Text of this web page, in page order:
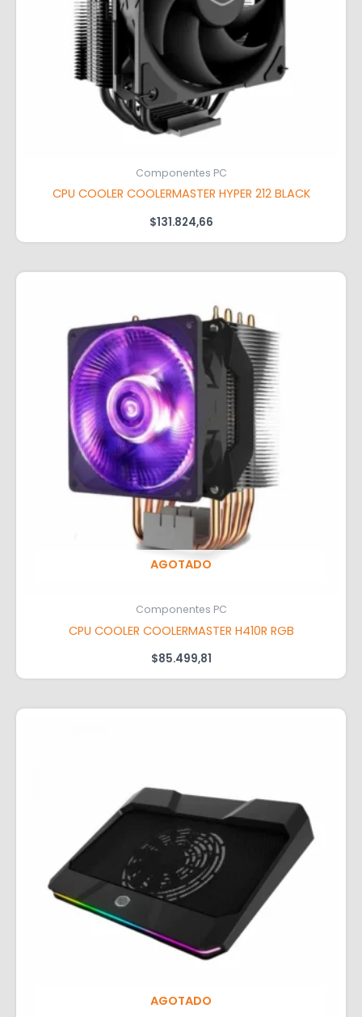
Componentes PC
CPU COOLER COOLERMASTER HYPER 212 BLACK
$131.824,66
AGOTADO
Componentes PC
CPU COOLER COOLERMASTER H410R RGB
$85.499,81
AGOTADO